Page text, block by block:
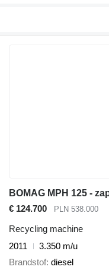
BOMAG MPH 125 -
€ 124.700
PLN 538.000
Recycling machine
2011
3.350 m/u
Brandstof diesel